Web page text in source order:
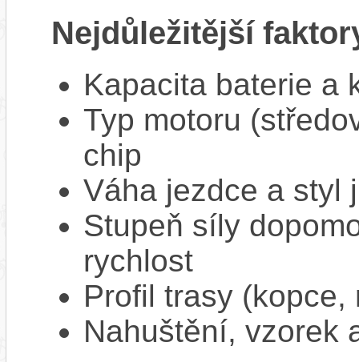
Nejdůležitější
Kapacita baterie a
Typ motoru
chip
Váha jezdce a styl
Stupeň síly
rychlost
Profil trasy
Nahuštění, vzorek